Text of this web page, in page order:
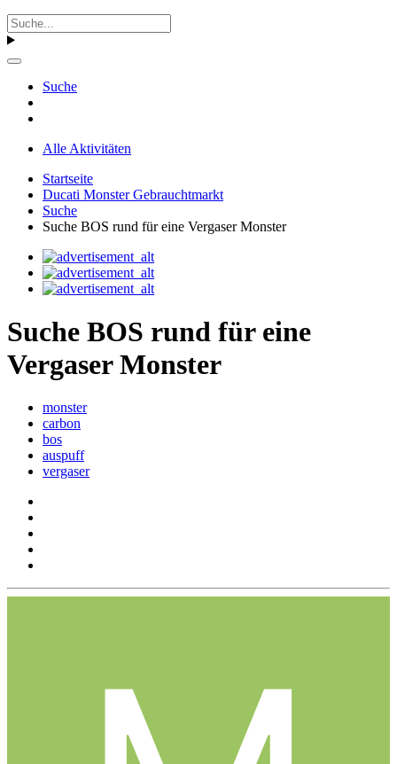
Suche
Alle Aktivitäten
Startseite
Ducati Monster Gebrauchtmarkt
Suche
Suche BOS rund für eine Vergaser Monster
Suche BOS rund für eine
Vergaser Monster
monster
carbon
bos
auspuff
vergaser